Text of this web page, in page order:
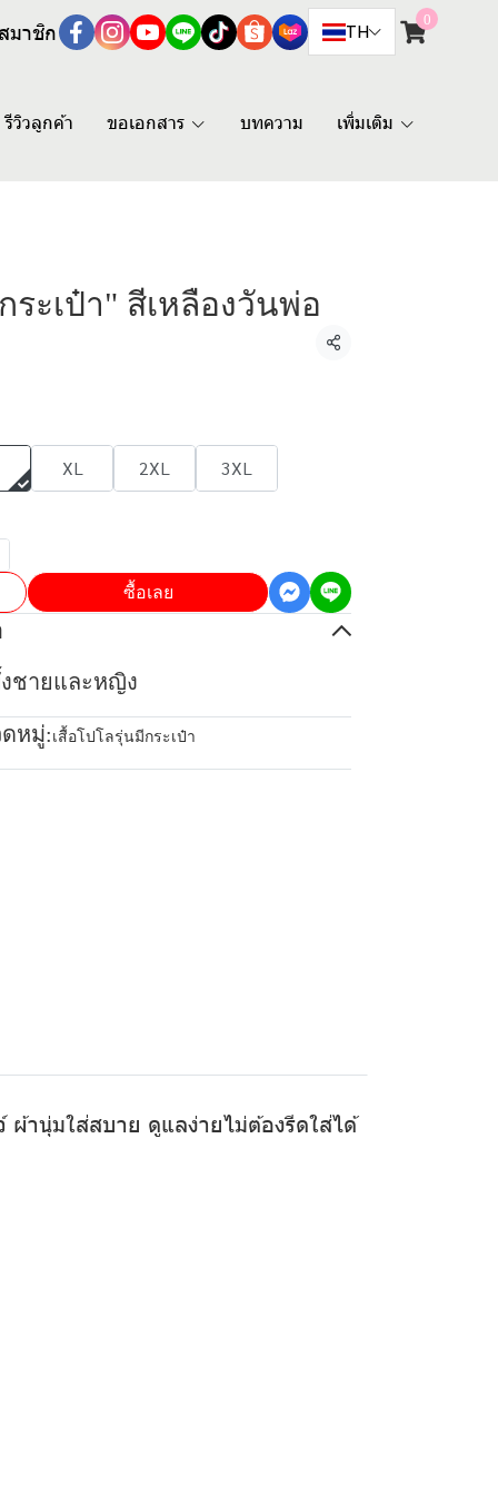
มาชิก TH
0
รีวิวลูกค้า ขอเอกสาร บทความ เพิ่มเติม
ระเป๋า" สีเหลืองวันพ่อ
แชร์
XL 2XL
3XL
ซื้อเลย
ชายและหญิง
หมู่:เสื้อโปโลรุ่นมีกระเป๋า
ผ้านุ่มใส่สบาย ดูแลง่ายไม่ต้องรีดใส่ได้